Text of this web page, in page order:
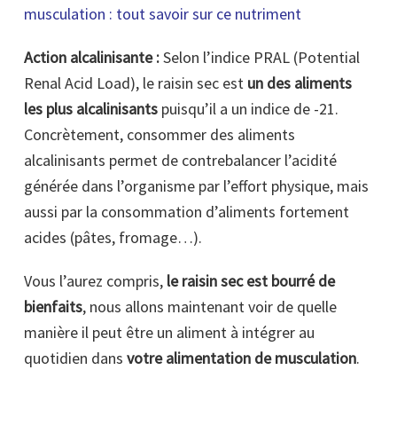
musculation : tout savoir sur ce nutriment
Action alcalinisante :Selon l’indice PRAL (Potential
Renal Acid Load), le raisin sec est un des aliments
les plus alcalinisants puisqu’il a un indice de -21.
Concrètement, consommer des aliments
alcalinisants permet de contrebalancer l’acidité
générée dans l’organisme par l’effort physique, mais
aussi par la consommation d’aliments fortement
acides (pâtes, fromage…).
Vous l’aurez compris, le raisin sec est bourré de
bienfaits, nous allons maintenant voir de quelle
manière il peut être un aliment à intégrer au
quotidien dans votre alimentation de musculation.